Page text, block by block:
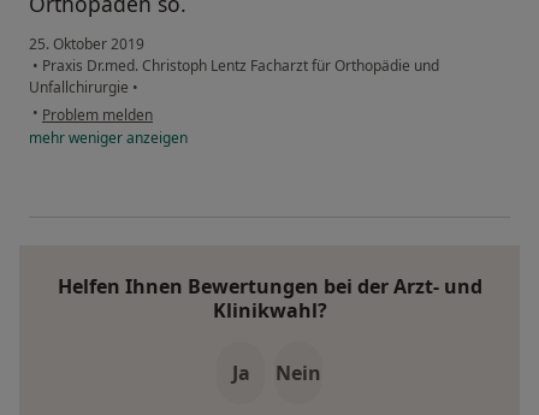
25. Oktober 2019
• Praxis Dr.med. Christoph Lentz Facharzt für Orthopädie und
Unfallchirurgie •
• Problem melden
mehrwenigeranzeigen
Helfen Ihnen Bewertungen bei der Arzt- und
Klinikwahl?
Ja Nein